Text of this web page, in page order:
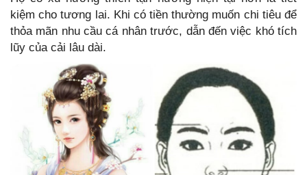
kiệm cho tương lai. Khi có tiền thường muốn chi tiêu để
thỏa mãn nhu cầu cá nhân trước, dẫn đến việc khó tích
lũy của cải lâu dài.